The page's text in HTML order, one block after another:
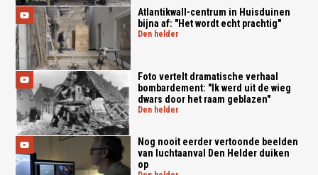
Atlantikwall-centrum in Huisduinen
bijna af: "Het wordt echt prachtig"
den helder
Foto vertelt dramatische verhaal
bombardement: "Ik werd uit de wieg
dwars door het raam geblazen"
den helder
Nog nooit eerder vertoonde beelden
van luchtaanval Den Helder duiken
op